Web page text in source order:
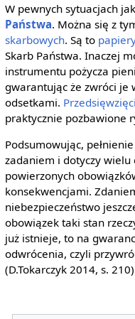
W pewnych sytuacjach
Państwa. Można się z
skarbowych. Są to
Skarb Państwa. Inaczej
instrumentu pożycza
gwarantując że zwróci je
odsetkami.
praktycznie pozbawione
Podsumowując,
zadaniem i dotyczy wielu
powierzonych
konsekwencjami.
niebezpieczeństwo
obowiązek taki stan
już istnieje, to na
odwrócenia, czyli
(D.Tokarczyk 2014, s. 210)